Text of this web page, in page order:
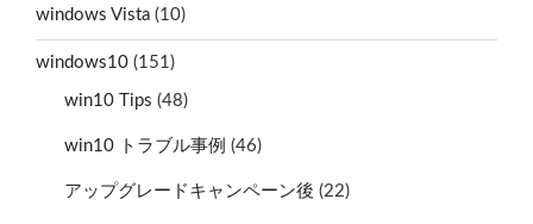
windows Vista (10)
windows10 (151)
win10 Tips (48)
win10 トラブル事例 (46)
アップグレードキャンペーン後 (22)